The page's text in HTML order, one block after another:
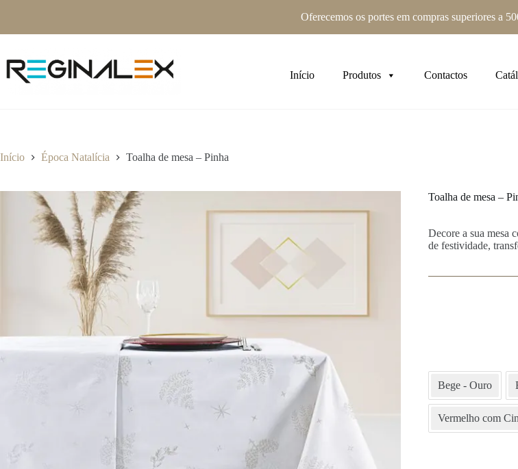
Oferecemos os portes em compras superiores a
Início Produtos Contactos
Início Época Natalícia Toalha de mesa – Pinha
Toalha de mesa –
Decore a sua mesa
de festividade,
Bege - Ouro
Vermelho com